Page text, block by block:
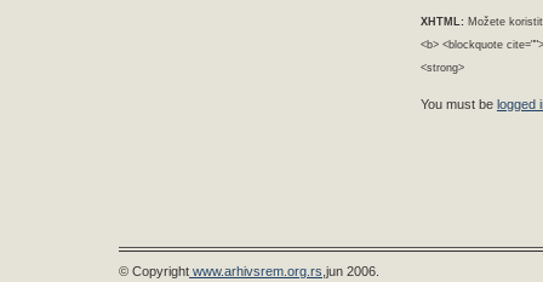
XHTML: Možete
<b> <blockquote
<strong>
You must be logged
© Copyright www.arhivsrem.org.rs ,jun 2006.